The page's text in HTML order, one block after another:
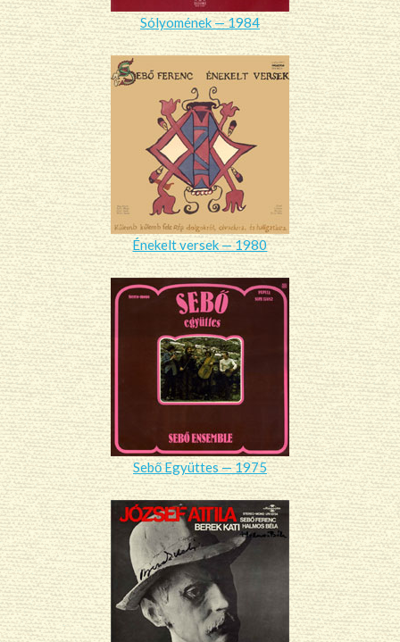
Sólyomének — 1984
Énekelt versek — 1980
Sebő Együttes — 1975